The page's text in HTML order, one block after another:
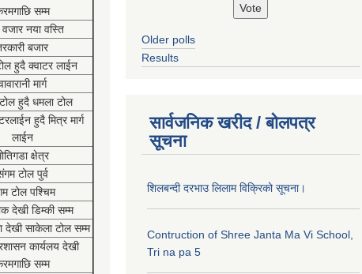
सम्म
नया वस्ति
बजार
हुदै क्वाटर लाईन
मार्ग
हुदै धमला टोल
हुदै मित्र मार्ग
लाईन
क्षेत्र
टोल पुर्व
टोल पश्चिम
देखी डिम्की सम्म
साकेला टोल सम्म
कार्यलय देखी
सम्म
Older polls
Results
सार्वजनिक खरीद / बोलपत्र
सूचना
शिलबन्दी दरभाउ लिलाम विक्रिको सूचना।
Contruction of Shree Janta Ma Vi School,
Tri na pa 5